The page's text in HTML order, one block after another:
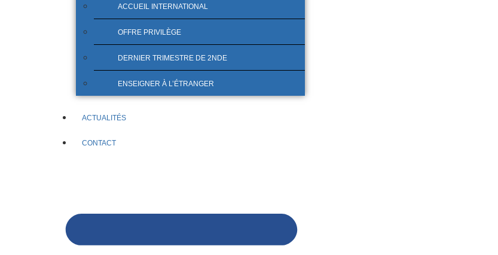
ACCUEIL INTERNATIONAL
OFFRE PRIVILÈGE
DERNIER TRIMESTRE DE 2NDE
ENSEIGNER À L’ÉTRANGER
ACTUALITÉS
CONTACT